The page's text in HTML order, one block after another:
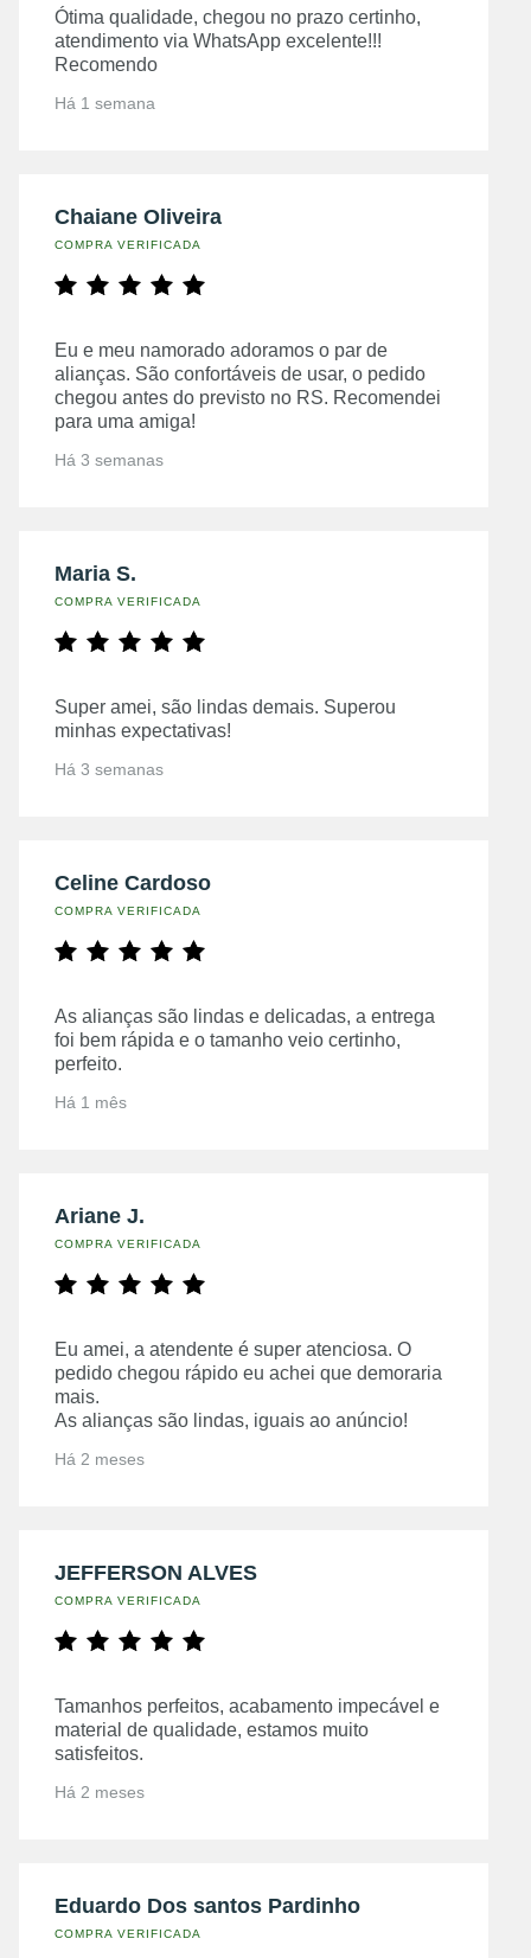
Ótima qualidade, chegou no prazo certinho,
atendimento via WhatsApp excelente!!!
Recomendo
Há 1 semana
Chaiane Oliveira
COMPRA VERIFICADA
Eu e meu namorado adoramos o par de
alianças. São confortáveis de usar, o pedido
chegou antes do previsto no RS. Recomendei
para uma amiga!
Há 3 semanas
Maria S.
COMPRA VERIFICADA
Super amei, são lindas demais. Superou
minhas expectativas!
Há 3 semanas
Celine Cardoso
COMPRA VERIFICADA
As alianças são lindas e delicadas, a entrega
foi bem rápida e o tamanho veio certinho,
perfeito.
Há 1 mês
Ariane J.
COMPRA VERIFICADA
Eu amei, a atendente é super atenciosa. O
pedido chegou rápido eu achei que demoraria
mais.
As alianças são lindas, iguais ao anúncio!
Há 2 meses
JEFFERSON ALVES
COMPRA VERIFICADA
Tamanhos perfeitos, acabamento impecável e
material de qualidade, estamos muito
satisfeitos.
Há 2 meses
Eduardo Dos santos Pardinho
COMPRA VERIFICADA